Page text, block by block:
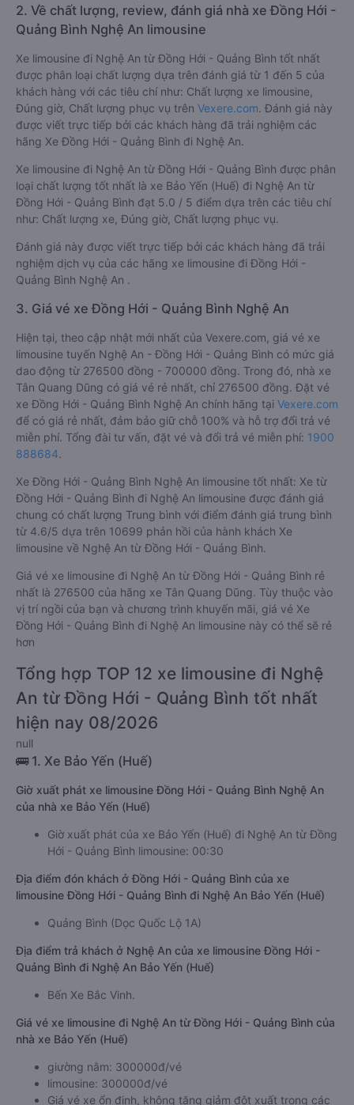
2. Về chất lượng, review, đánh giá nhà xe Đồng Hới -
Quảng Bình Nghệ An limousine
Xe limousine đi Nghệ An từ Đồng Hới - Quảng Bình tốt nhất
được phân loại chất lượng dựa trên đánh giá từ 1 đến 5 của
khách hàng với các tiêu chí như: Chất lượng xe limousine,
Đúng giờ, Chất lượng phục vụ trên Vexere.com. Đánh giá này
được viết trực tiếp bởi các khách hàng đã trải nghiệm các
hãng Xe Đồng Hới - Quảng Bình đi Nghệ An.
Xe limousine đi Nghệ An từ Đồng Hới - Quảng Bình được phân
loại chất lượng tốt nhất là xe Bảo Yến (Huế) đi Nghệ An từ
Đồng Hới - Quảng Bình đạt 5.0 / 5 điểm dựa trên các tiêu chí
như: Chất lượng xe, Đúng giờ, Chất lượng phục vụ.
Đánh giá này được viết trực tiếp bởi các khách hàng đã trải
nghiệm dịch vụ của các hãng xe limousine đi Đồng Hới -
Quảng Bình Nghệ An .
3. Giá vé xe Đồng Hới - Quảng Bình Nghệ An
Hiện tại, theo cập nhật mới nhất của Vexere.com, giá vé xe
limousine tuyến Nghệ An - Đồng Hới - Quảng Bình có mức giá
dao động từ 276500 đồng - 700000 đồng. Trong đó, nhà xe
Tân Quang Dũng có giá vé rẻ nhất, chỉ 276500 đồng. Đặt vé
xe Đồng Hới - Quảng Bình Nghệ An chính hãng tại Vexere.com
để có giá rẻ nhất, đảm bảo giữ chỗ 100% và hỗ trợ đổi trả vé
miễn phí. Tổng đài tư vấn, đặt vé và đổi trả vé miễn phí: 1900
888684.
Xe Đồng Hới - Quảng Bình Nghệ An limousine tốt nhất: Xe từ
Đồng Hới - Quảng Bình đi Nghệ An limousine được đánh giá
chung có chất lượng Trung bình với điểm đánh giá trung bình
từ 4.6/5 dựa trên 10699 phản hồi của hành khách Xe
limousine về Nghệ An từ Đồng Hới - Quảng Bình.
Giá vé xe limousine đi Nghệ An từ Đồng Hới - Quảng Bình rẻ
nhất là 276500 của hãng xe Tân Quang Dũng. Tùy thuộc vào
vị trí ngồi của bạn và chương trình khuyến mãi, giá vé Xe
Đồng Hới - Quảng Bình đi Nghệ An limousine này có thể sẽ rẻ
hơn
Tổng hợp TOP 12 xe limousine đi Nghệ
An từ Đồng Hới - Quảng Bình tốt nhất
hiện nay 08/2026
null
🚌 1. Xe Bảo Yến (Huế)
Giờ xuất phát xe limousine Đồng Hới - Quảng Bình Nghệ An
của nhà xe Bảo Yến (Huế)
Giờ xuất phát của xe Bảo Yến (Huế) đi Nghệ An từ Đồng
Hới - Quảng Bình limousine: 00:30
Địa điểm đón khách ở Đồng Hới - Quảng Bình của xe
limousine Đồng Hới - Quảng Bình đi Nghệ An Bảo Yến (Huế)
Quảng Bình (Dọc Quốc Lộ 1A)
Địa điểm trả khách ở Nghệ An của xe limousine Đồng Hới -
Quảng Bình đi Nghệ An Bảo Yến (Huế)
Bến Xe Bắc Vinh.
Giá vé xe limousine đi Nghệ An từ Đồng Hới - Quảng Bình của
nhà xe Bảo Yến (Huế)
giường nằm: 300000đ/vé
limousine: 300000đ/vé
Giá vé xe ổn định, không tăng giảm đột xuất trong các